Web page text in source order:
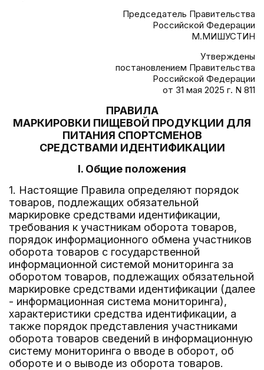
Председатель Правительства
Российской Федерации
М.МИШУСТИН
Утверждены
постановлением Правительства
Российской Федерации
от 31 мая 2025 г. N 811
ПРАВИЛА
МАРКИРОВКИ ПИЩЕВОЙ ПРОДУКЦИИ ДЛЯ
ПИТАНИЯ СПОРТСМЕНОВ
СРЕДСТВАМИ ИДЕНТИФИКАЦИИ
I. Общие положения
1. Настоящие Правила определяют порядок
товаров, подлежащих обязательной
маркировке средствами идентификации,
требования к участникам оборота товаров,
порядок информационного обмена участников
оборота товаров с государственной
информационной системой мониторинга за
оборотом товаров, подлежащих обязательной
маркировке средствами идентификации (далее
- информационная система мониторинга),
характеристики средства идентификации, а
также порядок представления участниками
оборота товаров сведений в информационную
систему мониторинга о вводе в оборот, об
обороте и о выводе из оборота товаров.